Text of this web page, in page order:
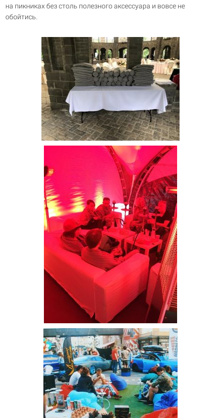
на пикниках без столь полезного аксессуара и вовсе не
обойтись.